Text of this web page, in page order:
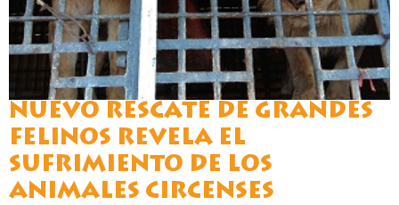
NUEVO RESCATE DE GRANDES
FELINOS REVELA EL
SUFRIMIENTO DE LOS
ANIMALES CIRCENSES